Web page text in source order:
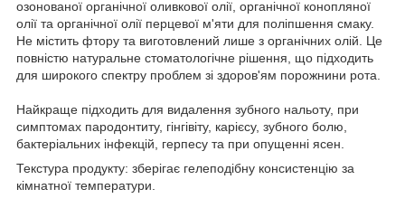
озонованої органічної оливкової олії, органічної конопляної
олії та органічної олії перцевої м'яти для поліпшення смаку.
Не містить фтору та виготовлений лише з органічних олій. Це
повністю натуральне стоматологічне рішення, що підходить
для широкого спектру проблем зі здоров'ям порожнини рота.
Найкраще підходить для видалення зубного нальоту, при
симптомах пародонтиту, гінгівіту, карієсу, зубного болю,
бактеріальних інфекцій, герпесу та при опущенні ясен.
Текстура продукту: зберігає гелеподібну консистенцію за
кімнатної температури.